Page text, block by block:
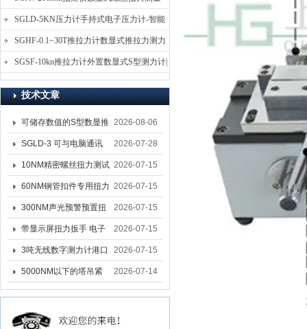
仪-螺栓扭力矩测试仪
SGLD-5KN压力计手持式电子压力计-智能
电子式压力测力计
SGHF-0.1~30T推拉力计数显式推拉力测力
计-数字拉压力双向测力仪
SGSF-10kn推拉力计外置数显式S型测力计|
手持连线式拉压力计
技术文章
可储存数值的S型数显推
拉力计 SGSF-100外置
式测力计
2026-08-06
SGLD-3 可与电脑通讯
的无线测力计 0.03-3T化
工行业用遥控式推拉力
计
2026-07-28
10NM精密螺丝扭力测试
专用扭矩扳手,产线质检
螺丝扭力专用扳手厂家
2026-07-15
60NM钢管扣件专用扭力
扳手 脚手架扭力检测扳
手 工地扣件扭矩扳手品
牌
2026-07-15
300NM声光预警预置扭
力扳手 工业紧固专用数
显扭力工具厂家
2026-07-15
带显示屏扭力扳手 电子
数显扭力扳手 20NM精
准可调力矩扳手品牌
2026-07-15
3吨无线数字测力计港口
吊装专用
2026-07-15
5000NM以下的塔吊紧
固大扭力电动扳手 塔机
安装电动扳手厂家
2026-07-14